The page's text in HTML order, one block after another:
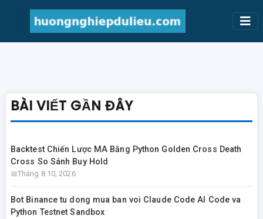
BÀI VIẾT GẦN ĐÂY
Backtest Chiến Lược MA Bằng Python Golden Cross Death
Cross So Sánh Buy Hold
Tháng 8 10, 2026
Bot Binance tu dong mua ban voi Claude Code AI Code va
Python Testnet Sandbox